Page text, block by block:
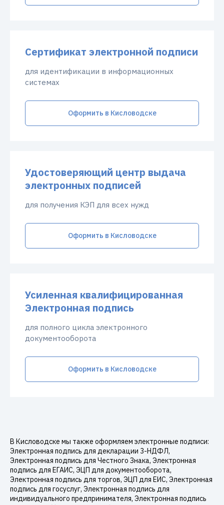
Сертификат электронной подписи
для идентификации в информационных
системах
Оформить в Кисловодске
Удостоверяющий центр выдача
электронных подписей
для получения КЭП для всех нужд
Оформить в Кисловодске
Усиленная квалифицированная
Электронная подпись
для полного цикла электронного
документооборота
Оформить в Кисловодске
В Кисловодске мы также оформляем электронные подписи:
Электронная подпись для декларации 3-НДФЛ,
Электронная подпись для Честного Знака, Электронная
подпись для ЕГАИС, ЭЦП для документооборота,
Электронная подпись для торгов, ЭЦП для ЕИС, Электронная
подпись для госуслуг, Электронная подпись для
индивидуального предпринимателя, Электронная подпись